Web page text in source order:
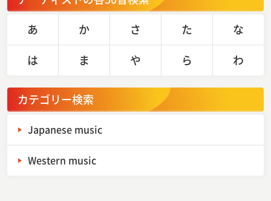
あ
か さ た
な
は
ま や ら わ
カテゴリー検索
Japanese music
Western music